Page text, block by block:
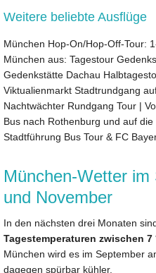
Weitere beliebte Ausflüge
München Hop-On/Hop-Off-Tour:
München aus: Tagestour
Gedenkstätte Dachau
Viktualienmarkt Stadtrundgang
Nachtwächter Rundgang Tour |
Bus nach Rothenburg und auf
Stadtführung Bus Tour & FC
München-Wetter
und November
In den nächsten drei Monaten
Tagestemperaturen zwischen 7
München wird es im September
dagegen spürbar kühler.